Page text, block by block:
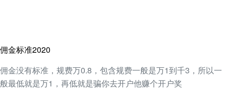
佣金标准2020
佣金没有标准，规费万0.8，包含规费一般是万1到千3，所以一
般最低就是万1，再低就是骗你去开户他赚个开户奖